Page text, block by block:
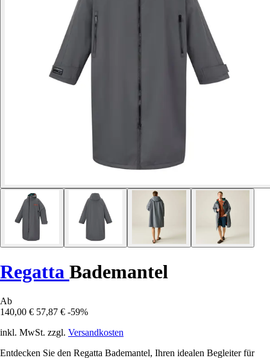
Regatta Bademantel
Ab
140,00 € 57,87 € -59%
inkl. MwSt. zzgl. Versandkosten
Entdecken Sie den Regatta Bademantel, Ihren idealen Begleiter für